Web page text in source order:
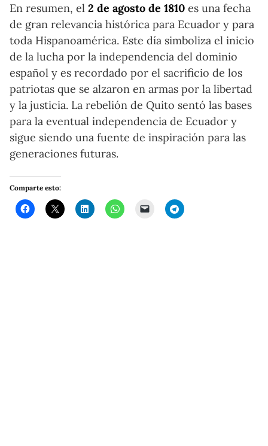
En resumen, el 2 de agosto de 1810 es una fecha
de gran relevancia histórica para Ecuador y para
toda Hispanoamérica. Este día simboliza el inicio
de la lucha por la independencia del dominio
español y es recordado por el sacrificio de los
patriotas que se alzaron en armas por la libertad
y la justicia. La rebelión de Quito sentó las bases
para la eventual independencia de Ecuador y
sigue siendo una fuente de inspiración para las
generaciones futuras.
Comparte esto: